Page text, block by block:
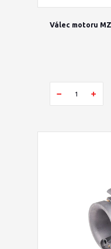
Válec motoru MZ